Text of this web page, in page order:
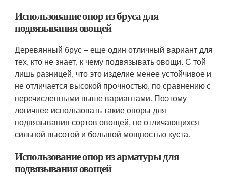
Использование опор из бруса для
подвязывания овощей
Деревянный брус – еще один отличный вариант для
тех, кто не знает, к чему подвязывать овощи. С той
лишь разницей, что это изделие менее устойчивое и
не отличается высокой прочностью, по сравнению с
перечисленными выше вариантами. Поэтому
логичнее использовать такие опоры для
подвязывания сортов овощей, не отличающихся
сильной высотой и большой мощностью куста.
Использование опор из арматуры для
подвязывания овощей